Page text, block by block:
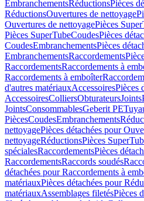
EmbranchementsRéductionsPièces
RéductionsOuvertures de nettoyage
Ouvertures de nettoyagePièces
Pièces SuperTubeCoudesPièces
CoudesEmbranchementsPièces
EmbranchementsRaccordements
RaccordementsRaccordements à
Raccordements à emboîter
d'autres matériauxAccessoiresPièces
AccessoiresColliersObturateursJoints
JointsConsommablesGeberit PE
PiècesCoudesEmbranchements
nettoyagePièces détachées pour
nettoyageRéductionsPièces
spécialesRaccordementsPièces
RaccordementsRaccords soudés
détachées pour Raccordements à
matériauxPièces détachées pour
matériauxAssemblages filetésPièces